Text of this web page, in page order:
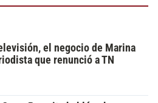
el negocio de Marina
que renunció a TN